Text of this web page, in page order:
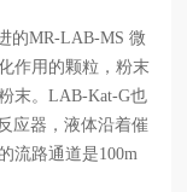
的MR-LAB-MS 微
作用的颗粒，粉末
末。LAB-Kat-G也
应器，液体沿着催
流路通道是100m